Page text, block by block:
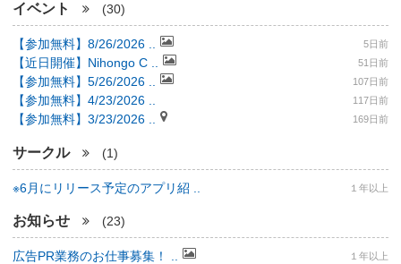
イベント (30)
【参加無料】8/26/2026 .. 5日前
【近日開催】Nihongo C .. 51日前
【参加無料】5/26/2026 .. 107日前
【参加無料】4/23/2026 .. 117日前
【参加無料】3/23/2026 .. 169日前
サークル (1)
※6月にリリース予定のアプリ紹 .. １年以上
お知らせ (23)
広告PR業務のお仕事募集！ .. １年以上